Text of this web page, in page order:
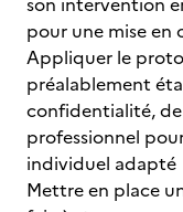
pour une mise
Appliquer le
préalablement
confidentialité,
professionnel
individuel adapté
Mettre en place